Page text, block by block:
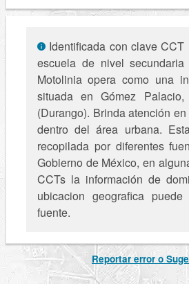
Identificada con clave CCT
escuela de nivel secundaria
Motolinia opera como una
situada en Gómez Palacio,
(Durango). Brinda atención
dentro del área urbana.
recopilada por diferentes
Gobierno de México, en
CCTs la información de
ubicacion geografica
fuente.
Reportar error o